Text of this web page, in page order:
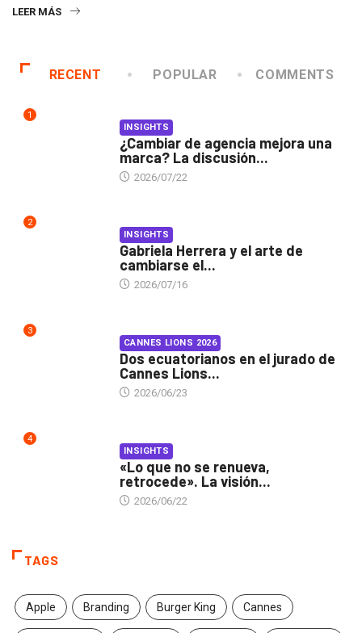
LEER MÁS
RECENT POPULAR COMMENTS
1
INSIGHTS
¿Cambiar de agencia mejora una
marca? La discusión...
2026/07/22
2
INSIGHTS
Gabriela Herrera y el arte de
cambiarse el...
2026/07/16
3
CANNES LIONS 2026
Dos ecuatorianos en el jurado de
Cannes Lions...
2026/06/23
4
INSIGHTS
«Lo que no se renueva,
retrocede». La visión...
2026/06/22
TAGS
Apple Branding Burger King Cannes